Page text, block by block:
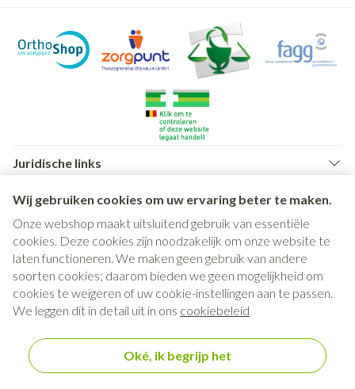
Wij gebruiken cookies om uw ervaring beter te maken.
Onze webshop maakt uitsluitend gebruik van essentiële
cookies. Deze cookies zijn noodzakelijk om onze website te
laten functioneren. We maken geen gebruik van andere
soorten cookies; daarom bieden we geen mogelijkheid om
cookies te weigeren of uw cookie-instellingen aan te passen.
We leggen dit in detail uit in ons cookiebeleid
Oké, ik begrijp het
Juridische links